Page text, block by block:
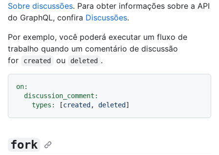
Sobre discussões. Para obter informações sobre a API
do GraphQL, confira Discussões.
Por exemplo, você poderá executar um fluxo de
trabalho quando um comentário de discussão
for
created ou deleted .
on:
discussion_comment:
types:
[created , deleted
fork